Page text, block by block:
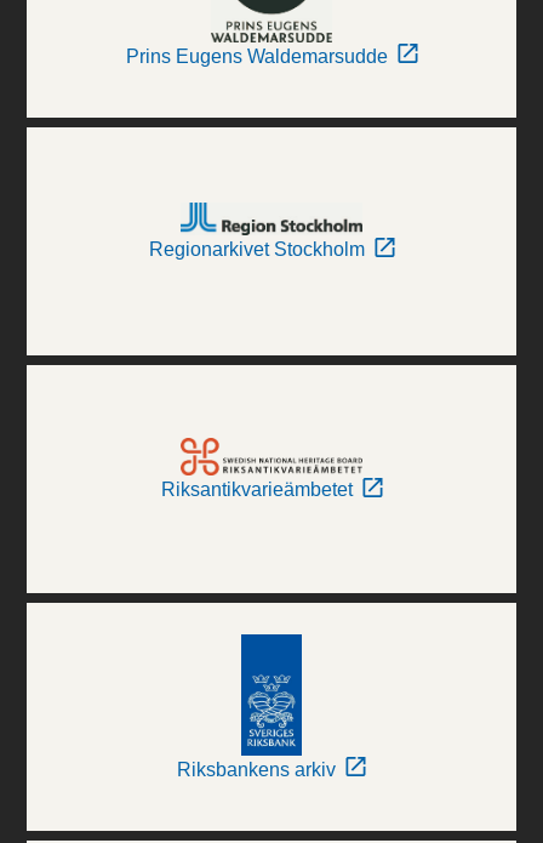
Prins Eugens Waldemarsudde
Regionarkivet Stockholm
Riksantikvarieämbetet
Riksbankens arkiv